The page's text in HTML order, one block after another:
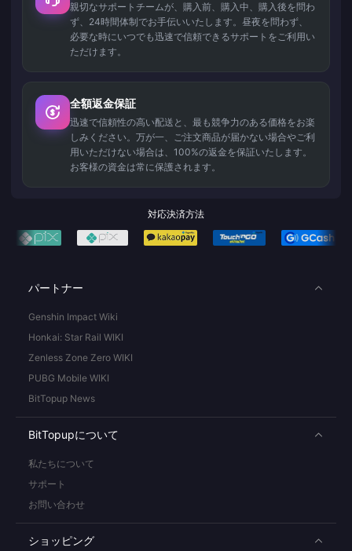
親切なサポートチームが、購入前、購入中、購入後を問わ
ず、24時間体制でお手伝いいたします。昼夜を問わず、
必要な時にいつでも迅速で信頼できるサポートをご利用い
ただけます。
全額返金保証
迅速で信頼性の高い配送と、最も競争力のある価格をお楽
しみください。万が一、ご注文商品が届かない場合やご利
用いただけない場合は、100%の返金を保証いたします。
お客様の資金は常に保護されます。
対応決済方法
パートナー
Genshin Impact Wiki
Honkai: Star Rail WIKI
Zenless Zone Zero WIKI
PUBG Mobile WIKI
BitTopup News
BitTopupについて
私たちについて
サポート
お問い合わせ
ショッピング